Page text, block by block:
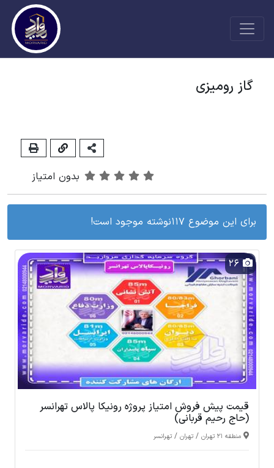
گاز رومیزی
بدون امتیاز
برای این موضوع 117نوشته موجود است!
26
قیمت پیش فروش امتیاز پروژه رونیکا پالاس تهرانسر
(حاج رحیم قربانی)
منطقه 21 تهران / تهران / تهرانسر